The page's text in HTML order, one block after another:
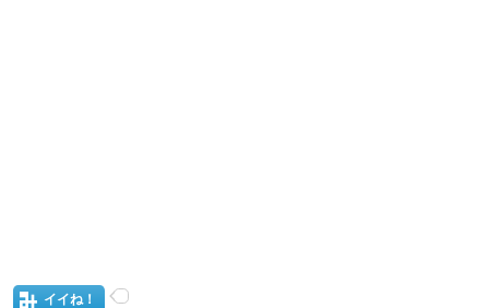
イイね！